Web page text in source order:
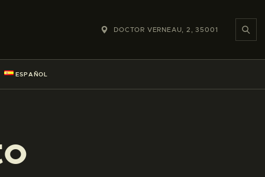
DOCTOR VERNEAU, 2, 35001
ESPAÑOL